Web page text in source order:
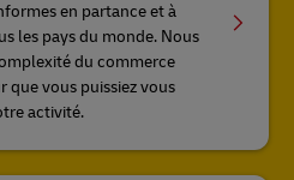
en partance et à
les pays du monde. Nous
du commerce
que vous puissiez vous
activité.